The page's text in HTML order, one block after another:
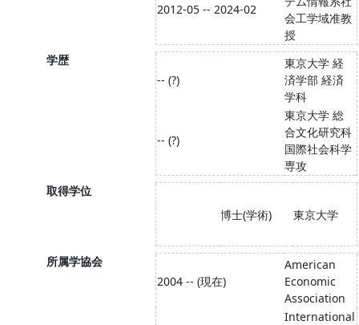
2012-05 -- 2024-02
会工学域准教
授
学歴
-- (?)
東京大学 経
済学部 経済
学科
-- (?)
東京大学 総
合文化研究科
国際社会科学
専攻
取得学位
博士(学術)
東京大学
所属学協会
2004 -- (現在)
American
Economic
Association
International